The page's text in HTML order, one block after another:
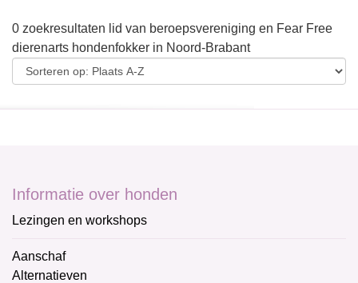
0 zoekresultaten lid van beroepsvereniging en Fear Free
dierenarts hondenfokker in Noord-Brabant
Informatie over honden
Lezingen en workshops
Aanschaf
Alternatieven